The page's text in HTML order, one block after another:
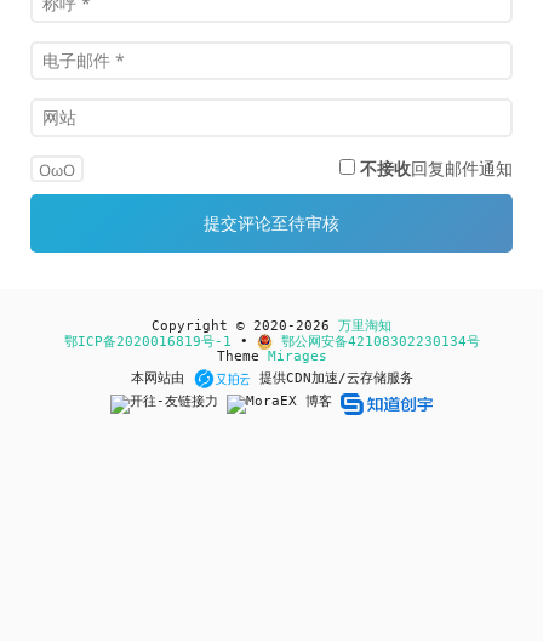
OωO 不接收回复邮件通知
Copyright © 2020-2026 万里淘知
鄂ICP备2020016819号-1 •
鄂公网安备42108302230134号
Theme Mirages
本网站由
提供CDN加速/云存储服务